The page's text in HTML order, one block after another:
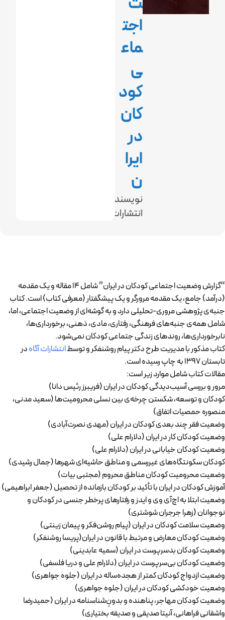
اجت
ماع
ی
کود
کان
در
ایرا
ن
نویسنده:
انتشارات:
“گزارش وضعیت اجتماعی کودکان در ایران” شامل 14 مقاله و یک مقدمه
(درآمد) جامع، یک مقدمه مرورگر و یک پیشگفتار (معرفی کتاب) است. کتاب
جنبه‌ی پژوهشی مروری-تحلیلی دارد و به گوشه‌ای از وضعیت اجتماعی، اما،
شامل همه‌ی جنبه‌های فرهنگی، رفتاری، مادی، ذهنی، برخورداری‌ها،
نابرخورداری‌ها، روندهای زندگی جتماعی کودکان نمی‌شود.
کتاب مذکور با مدیریت طرح دکتر پیام روشنفکر و توسطانتشارات آگاهدر
تابستان 1397 به چاپ رسیده است.
مقالات کتاب شامل موارد زیر است:
مرور و بررسی آسیب‌دیدگی کودکان در ایران (فریبرز رئیس دانا)
کودکان و توسعه، شکستن چرخه‌ی بین نسلی محرومیت‌ها (سعید مدنی،
منصوره حمصیات اتفاق)
وضعیت فقر چند بعدی کودکان در ایران (مهدی نصرت‌آبادی)
وضعیت کودکان کار در ایران (دلارام علی)
وضعیت کودکان خیابانی در ایران (دلارام علی)
کودکان سکونتگاه‌های غيررسمی و مناطق حاشیه‌ای شهرها (جمال رشیدی)
وضعیت محرومیت کودکان مناطق محروم (مجتبی بیات)
آموزش کودکان در ايران با تأکید بر کودکان بازمانده از تحصیل (جعفر ابراهیمی)
وضعیت ابتلا به اچ‌آی وی و ایدز و رفتارهای پرخطر جنسی در کودکان و
نوجوانان (زهرا جرجران شوشتری)
وضعيت سلامت کودکان در ايران (پيام روشن‌فکر و پيمان زينتی)
وضعيت کودکان معارض و مرتبط با قانون در ايران(پریسا روشنفکر)
وضعيت کودکان بدسرپرست در ایران (سمیه عابدینی)
وضعيت کودکان بی‌سرپرست در ایران (دلارام علی و دریا فلسفی)
وضعيت ازدواج کودکان کمتر از هجده‌ساله در ایران (جلوه جواهری)
وضعيت خودکشی کودکان در ایران (جلوه جواهری)
وضعیت کودکان مهاجر، پناهنده و بدونِ‌شناسنامه در ايران (حمیدرضا
واشقانی فراهانی، آنیتا صدیقی و صدیقه بختیاری)